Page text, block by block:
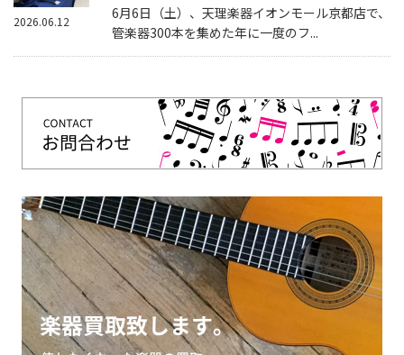
6月6日（土）、天理楽器イオンモール京都店で、
管楽器300本を集めた年に一度のフ...
2026.06.12